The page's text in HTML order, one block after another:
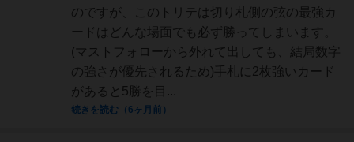
のですが、このトリテは切り札側の弦の最強カ
ードはどんな場面でも必ず勝ってしまいます。
(マストフォローから外れて出しても、結局数字
の強さが優先されるため)手札に2枚強いカード
があると5勝を目...
続きを読む（6ヶ月前）